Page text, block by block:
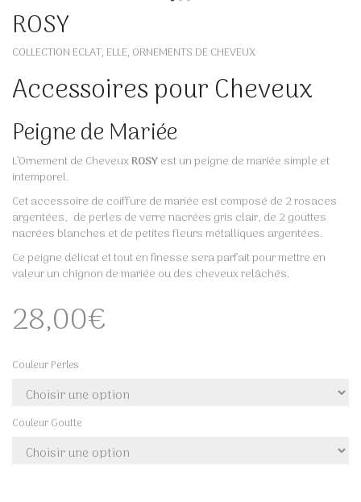
ROSY
COLLECTION ECLAT, ELLE, ORNEMENTS DE CHEVEUX
Accessoires pour Cheveux
Peigne de Mariée
L’Ornement de CheveuxROSYest un peigne de mariée simple et
intemporel.
Cet accessoire de coiffure de mariée est composé de 2 rosaces
argentées, de perles de verre nacrées gris clair, de 2 gouttes
nacrées blanches et de petites fleurs métalliques argentées.
Ce peigne délicat et tout en finesse sera parfait pour mettre en
valeur un chignon de mariée ou des cheveux relâchés.
28,00€
Couleur Perles
Couleur Goutte